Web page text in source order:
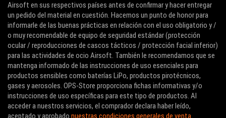
Airsoft en sus respectivos países antes de confirmar y hacer entregar
un pedido del material en cuestión. Hacemos un punto de honor para
informarle de las buenas prácticas en relación con el uso obligatorio y /
o muy recomendable de equipo de seguridad estándar (protección
ocular / reproducciones de cascos tácticos / protección facial inferior)
para las actividades de ocio Airsoft. También le recomendamos que se
mantenga informado de las instrucciones de uso esenciales para
productos sensibles como baterías LiPo, productos pirotécnicos,
gases y aerosoles. OPS-Store proporciona fichas informativas y/o
instrucciones de uso específicas para este tipo de productos. Al
acceder a nuestros servicios, el comprador declara haber leído,
aceptado y aprobado nuestras condiciones generales de venta.